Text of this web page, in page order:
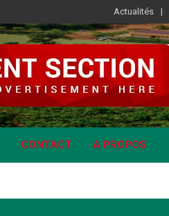
Actualités
CONTACT A PROPOS